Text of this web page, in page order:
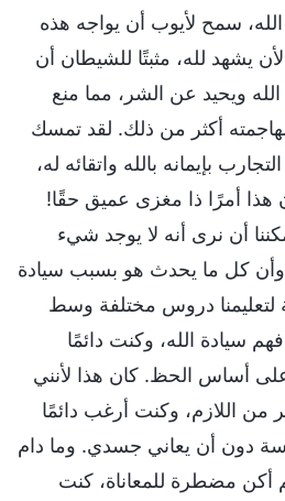
سمح لأيوب أن يواجه هذه
يشهد لله، مثبتًا للشيطان أن
ويحيد عن الشر، مما منع
أكثر من ذلك. لقد تمسك
بإيمانه بالله واتقائه له،
هذا أمرًا ذا مغزى عميق حقًا!
أن نرى أنه لا يوجد شيء
كل ما يحدث هو بسبب سيادة
لتعليمنا دروس مختلفة وسط
سيادة الله، وكنت دائمًا
أساس الحظ. كان هذا لأنني
اللازم، وكنت أرغب دائمًا
دون أن يعاني جسدي. وما دام
مضطرة للمعاناة، كنت